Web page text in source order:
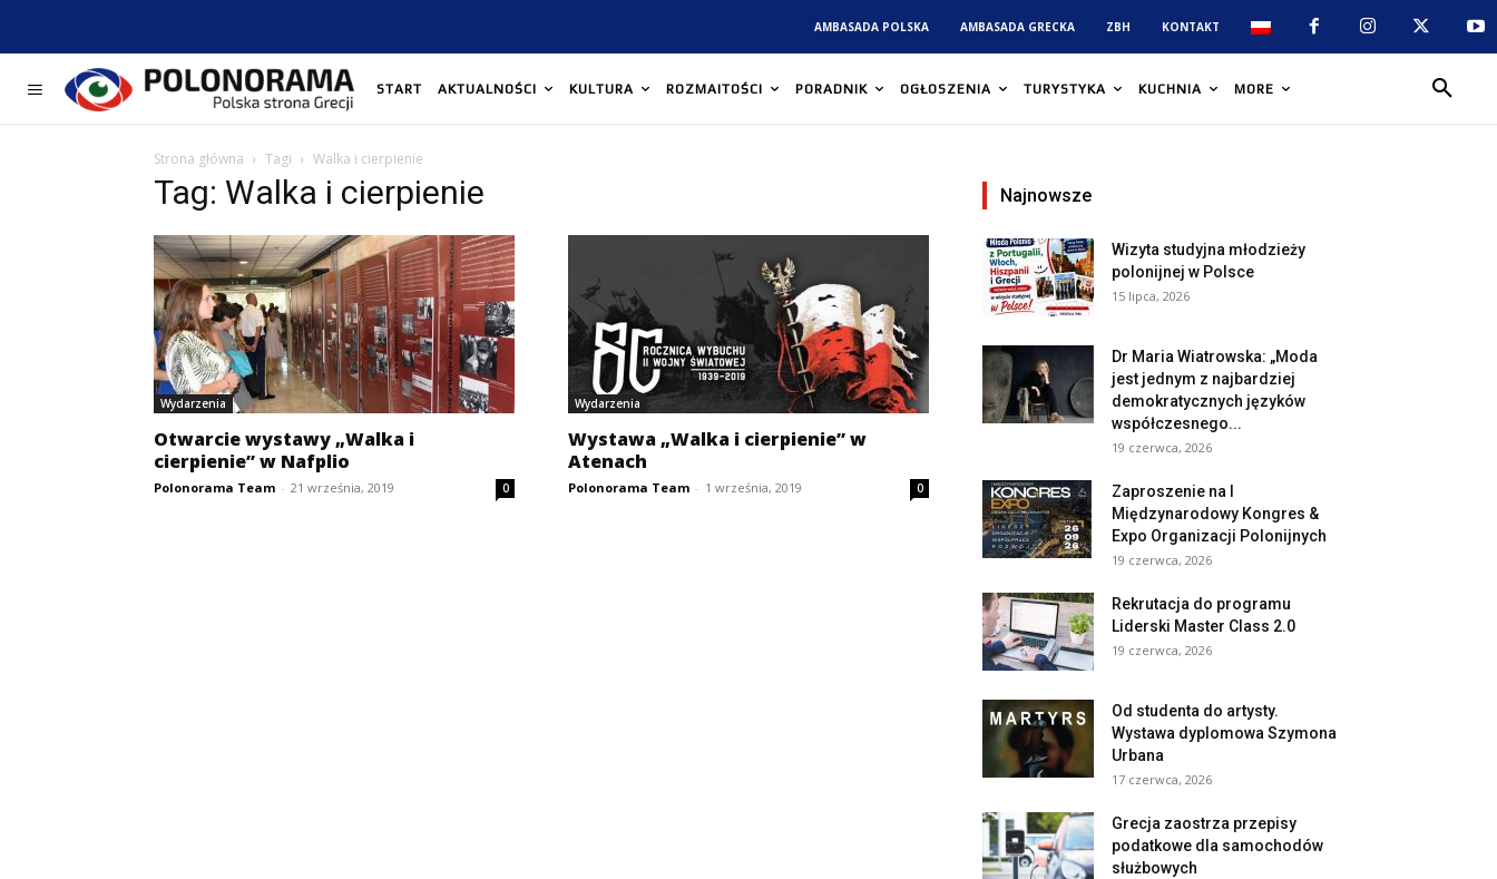
AMBASADA POLSKA AMBASADA GRECKA ZBH KONTAKT
START AKTUALNOŚCI KULTURA ROZMAITOŚCI PORADNIK OGŁOSZENIA TURYSTYKA KUCHNIA MORE
Strona główna Tagi Walka i cierpienie
Tag: Walka i cierpienie
Wydarzenia
Otwarcie wystawy „Walka i
cierpienie” w Nafplio
Polonorama Team - 21 września, 2019 0
Wydarzenia
Wystawa „Walka i cierpienie” w
Atenach
Polonorama Team - 1 września, 2019 0
Najnowsze
Wizyta studyjna młodzieży
polonijnej w Polsce
15 lipca, 2026
Dr Maria Wiatrowska: „Moda
jest jednym z najbardziej
demokratycznych języków
współczesnego...
19 czerwca, 2026
Zaproszenie na I
Międzynarodowy Kongres &
Expo Organizacji Polonijnych
19 czerwca, 2026
Rekrutacja do programu
Liderski Master Class 2.0
19 czerwca, 2026
Od studenta do artysty.
Wystawa dyplomowa Szymona
Urbana
17 czerwca, 2026
Grecja zaostrza przepisy
podatkowe dla samochodów
służbowych